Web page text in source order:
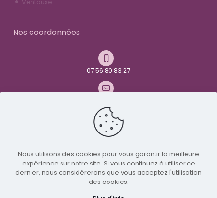
Ventouse
Nos coordonnées
07 56 80 83 27
Avenue René Maurice Simonet
Nous suivre sur Twitter
Nous utilisons des cookies pour vous garantir la meilleure
expérience sur notre site. Si vous continuez à utiliser ce
dernier, nous considérerons que vous acceptez l'utilisation
des cookies.